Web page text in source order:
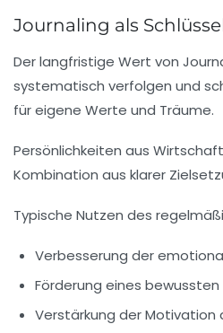
Journaling als
Der langfristige Wert von
systematisch verfolgen und
für eigene Werte und Träume.
Persönlichkeiten aus
Kombination aus klarer
Typische Nutzen des
Verbesserung der
Förderung eines
Verstärkung der Motivation